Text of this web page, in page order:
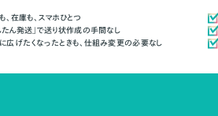
、在庫も、スマホひとつ
たん発送」で送り状作成の手間なし
広げたくなったときも、仕組み変更の必要なし